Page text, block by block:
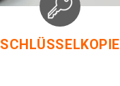
SCHLÜSSELKOPIE